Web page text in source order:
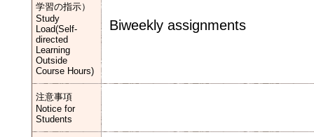
学習の指示）
Study
Load(Self-
directed
Learning
Outside
Course Hours)
Biweekly assignments
注意事項
Notice for
Students